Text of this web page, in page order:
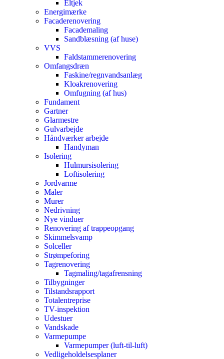
Eltjek
Energimærke
Facaderenovering
Facademaling
Sandblæsning (af huse)
VVS
Faldstammerenovering
Omfangsdræn
Faskine/regnvandsanlæg
Kloakrenovering
Omfugning (af hus)
Fundament
Gartner
Glarmestre
Gulvarbejde
Håndværker arbejde
Handyman
Isolering
Hulmursisolering
Loftisolering
Jordvarme
Maler
Murer
Nedrivning
Nye vinduer
Renovering af trappeopgang
Skimmelsvamp
Solceller
Strømpeforing
Tagrenovering
Tagmaling/tagafrensning
Tilbygninger
Tilstandsrapport
Totalentreprise
TV-inspektion
Udestuer
Vandskade
Varmepumpe
Varmepumper (luft-til-luft)
Vedligeholdelsesplaner